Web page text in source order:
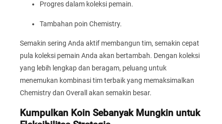
Progres dalam koleksi pemain.
Tambahan poin Chemistry.
Semakin sering Anda aktif membangun tim, semakin cepat
pula koleksi pemain Anda akan bertambah. Dengan koleksi
yang lebih lengkap dan beragam, peluang untuk
menemukan kombinasi tim terbaik yang memaksimalkan
Chemistry dan Overall akan semakin besar.
Kumpulkan Koin Sebanyak Mungkin untuk